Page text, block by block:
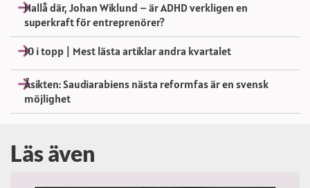
Hallå där, Johan Wiklund – är ADHD verkligen en
superkraft för entreprenörer?
10 i topp | Mest lästa artiklar andra kvartalet
Åsikten: Saudiarabiens nästa reformfas är en svensk
möjlighet
Läs även